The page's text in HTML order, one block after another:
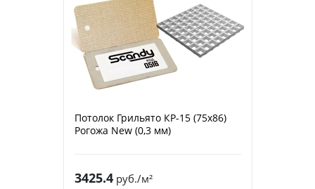
Потолок Грильято КР-15 (75х86)
Рогожа New (0,3 мм)
3425.4руб./м²